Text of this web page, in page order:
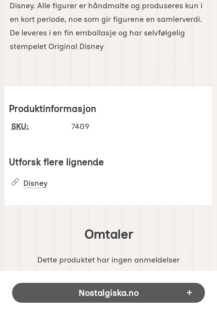
Disney. Alle figurer er håndmalte og produseres kun i
en kort periode, noe som gir figurene en samlerverdi.
De leveres i en fin emballasje og har selvfølgelig
stempelet Original Disney
Produktinformasjon
SKU: 7409
Utforsk flere lignende
Disney
Omtaler
Dette produktet har ingen anmeldelser
Footer-innhold Blandet informasjon og
Nostalgiska.no